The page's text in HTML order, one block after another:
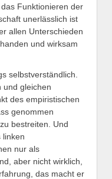
Funktionieren der
unerlässlich ist
allen Unterschieden
und wirksam
selbstverständlich.
und gleichen
des empiristischen
genommen
bestreiten. Und
linken
nur als
aber nicht wirklich,
das macht er